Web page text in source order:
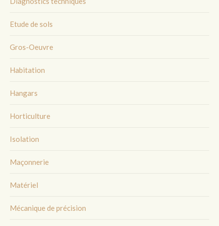
Etude de sols
Gros-Oeuvre
Habitation
Hangars
Horticulture
Isolation
Maçonnerie
Matériel
Mécanique de précision